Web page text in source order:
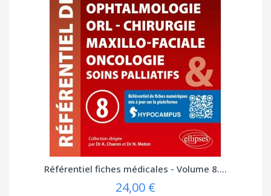
Référentiel fiches médicales - Volume 8....
24,00 €